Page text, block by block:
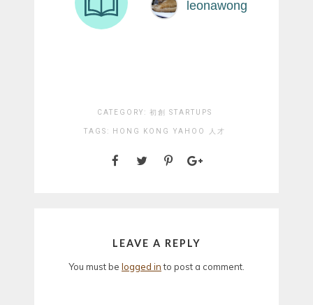
CATEGORY: 初創 STARTUPS
TAGS: HONG KONG YAHOO 人才
LEAVE A REPLY
You must be logged into post a comment.